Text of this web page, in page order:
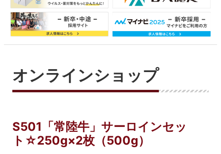
オンラインショップ
S501「常陸牛」サーロインセッ
ト☆250g×2枚（500g）